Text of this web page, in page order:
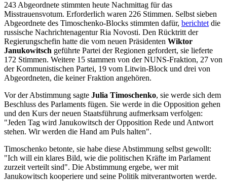
243 Abgeordnete stimmten heute Nachmittag für das
Misstrauensvotum. Erforderlich waren 226 Stimmen. Selbst sieben
Abgeordnete des Timoschenko-Blocks stimmten dafür, berichtet die
russische Nachrichtenagentur Ria Novosti. Den Rücktritt der
Regierungschefin hatte die vom neuen Präsidenten Wiktor
Janukowitsch geführte Partei der Regionen gefordert, sie lieferte
172 Stimmen. Weitere 15 stammen von der NUNS-Fraktion, 27 von
der Kommunistischen Partei, 19 vom Litwin-Block und drei von
Abgeordneten, die keiner Fraktion angehören.
Vor der Abstimmung sagte Julia Timoschenko, sie werde sich dem
Beschluss des Parlaments fügen. Sie werde in die Opposition gehen
und den Kurs der neuen Staatsführung aufmerksam verfolgen:
"Jeden Tag wird Janukowitsch der Opposition Rede und Antwort
stehen. Wir werden die Hand am Puls halten".
Timoschenko betonte, sie habe diese Abstimmung selbst gewollt:
"Ich will ein klares Bild, wie die politischen Kräfte im Parlament
zurzeit verteilt sind". Die Abstimmung ergebe, wer mit
Janukowitsch kooperiere und seine Politik mitverantworten werde.